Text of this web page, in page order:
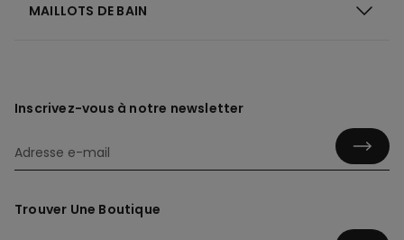
MAILLOTS DE BAIN
Inscrivez-vous à notre newsletter
Trouver Une Boutique